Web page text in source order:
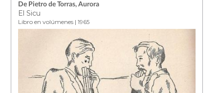
De Pietro de Torras, Aurora
El Sicu
Libro en volúmenes | 1965